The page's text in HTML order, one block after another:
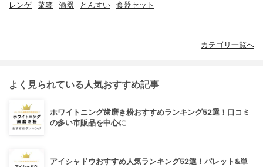
レンゲ 菜箸 酒器 とんすい 食器セット
カテゴリ一覧へ
よく見られている人気おすすめ記事
ホワイトニング歯磨き粉おすすめランキング52選！口コミ
の多い市販品を中心に
アイシャドウおすすめ人気ランキング52選！パレット&単